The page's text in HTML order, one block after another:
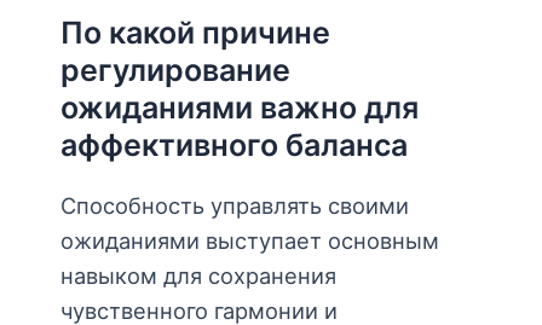
По какой причине
регулирование
ожиданиями важно для
аффективного баланса
Способность управлять своими
ожиданиями выступает основным
навыком для сохранения
чувственного гармонии и